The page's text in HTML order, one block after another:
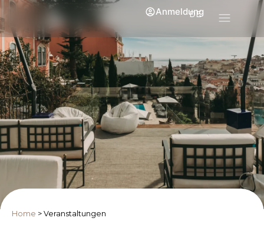
DE
Anmeldung
Home > Veranstaltungen